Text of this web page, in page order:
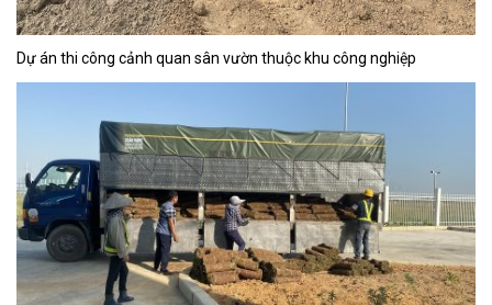
Dự án thi công cảnh quan sân vườn thuộc khu công nghiệp